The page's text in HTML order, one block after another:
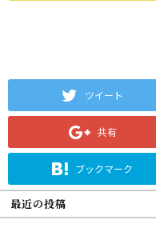
ツイート
共有
ブックマーク
最近の投稿